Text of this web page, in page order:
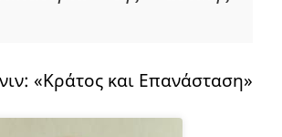
«Κράτος και Επανάσταση»